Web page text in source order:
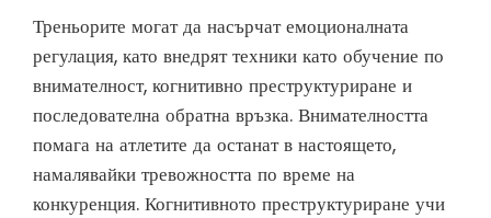
Треньорите могат да насърчат емоционалната
регулация, като внедрят техники като обучение по
внимателност, когнитивно преструктуриране и
последователна обратна връзка. Внимателността
помага на атлетите да останат в настоящето,
намалявайки тревожността по време на
конкуренция. Когнитивното преструктуриране учи